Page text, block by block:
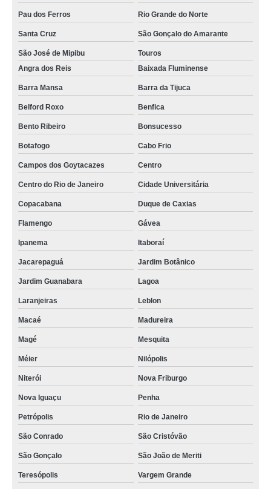
Pau dos Ferros Rio Grande do Norte
Santa Cruz São Gonçalo do Amarante
São José de Mipibu
Touros
Angra dos Reis
Baixada Fluminense
Barra Mansa Barra da Tijuca
Belford Roxo Benfica
Bento Ribeiro Bonsucesso
Botafogo Cabo Frio
Campos dos Goytacazes Centro
Centro do Rio de Janeiro Cidade Universitária
Copacabana Duque de Caxias
Flamengo Gávea
Ipanema Itaboraí
Jacarepaguá Jardim Botânico
Jardim Guanabara Lagoa
Laranjeiras Leblon
Macaé Madureira
Magé Mesquita
Méier Nilópolis
Niterói Nova Friburgo
Nova Iguaçu Penha
Petrópolis Rio de Janeiro
São Conrado São Cristóvão
São Gonçalo São João de Meriti
Teresópolis Vargem Grande